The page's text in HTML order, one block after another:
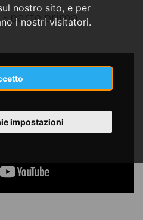
nostro sito, e per
i nostri visitatori.
impostazioni
- parte prima